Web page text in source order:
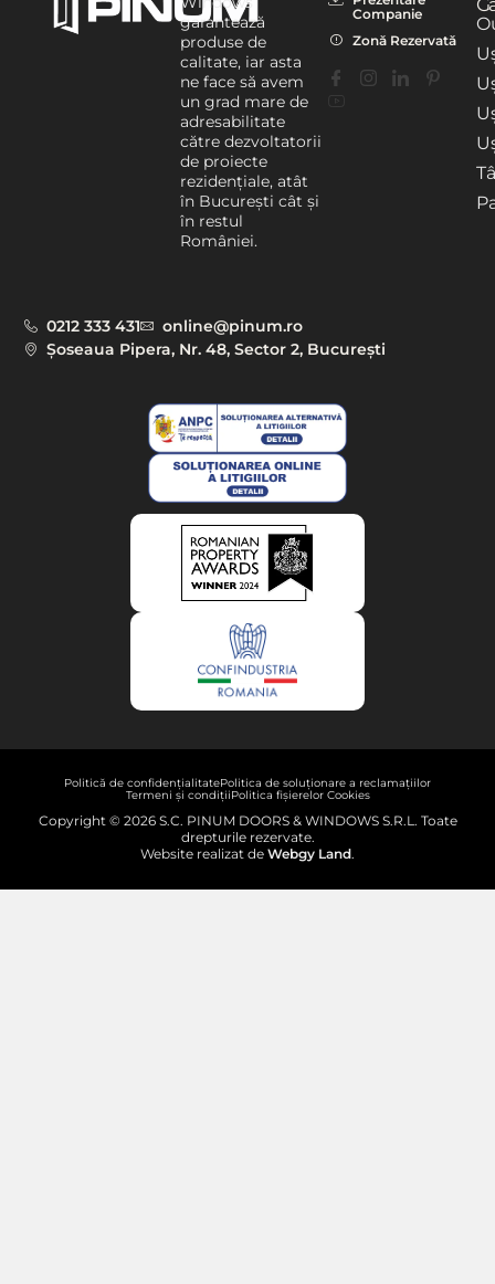
garantează
produse de
calitate, iar asta
ne face să avem
un grad mare de
adresabilitate
către dezvoltatorii
de proiecte
rezidențiale, atât
în București cât și
în restul
României.
Companie
Zonă Rezervată
0212 333 431
online@pinum.ro
Șoseaua Pipera, Nr. 48, Sector 2, București
Copyright © 2026 S.C. PINUM DOORS & WINDOWS S.R.L. Toate
drepturile rezervate.
Website realizat de Webgy Land.
Politică de confidențialitatePolitica de soluționare a reclamațiilor
Termeni și condițiiPolitica fișierelor Cookies